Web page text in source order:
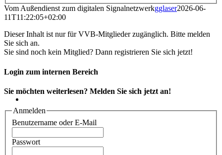
Vom Außendienst zum digitalen Signalnetzwerkgglaser2026-06-
11T11:22:05+02:00
Dieser Inhalt ist nur für VVB-Mitglieder zugänglich. Bitte melden
Sie sich an.
Sie sind noch kein Mitglied? Dann registrieren Sie sich jetzt!
Login zum internen Bereich
Sie möchten weiterlesen? Melden Sie sich jetzt an!
Anmelden
Benutzername oder E-Mail
Passwort